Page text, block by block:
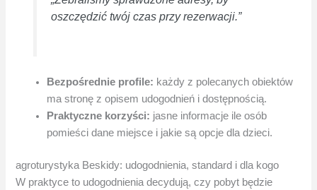
oszczędzić twój czas przy rezerwacji.”
Bezpośrednie profile: każdy z polecanych obiektów
ma stronę z opisem udogodnień i dostępnością.
Praktyczne korzyści: jasne informacje ile osób
pomieści dane miejsce i jakie są opcje dla dzieci.
agroturystyka Beskidy: udogodnienia, standard i dla kogo
W praktyce to udogodnienia decydują, czy pobyt będzie